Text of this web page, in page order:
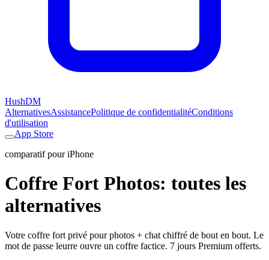
HushDM
AlternativesAssistancePolitique de confidentialitéConditions
d'utilisation
App Store
comparatif pour iPhone
Coffre Fort Photos: toutes les
alternatives
Votre coffre fort privé pour photos + chat chiffré de bout en bout. Le
mot de passe leurre ouvre un coffre factice. 7 jours Premium offerts.